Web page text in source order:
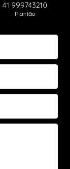
41 999743210
Plantão